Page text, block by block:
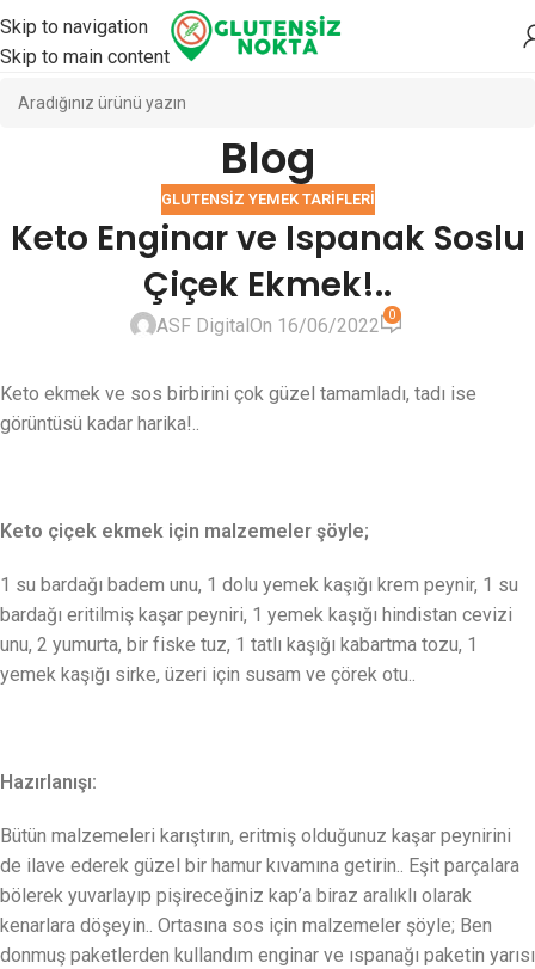
Skip to navigation
Skip to main content
Blog
GLUTENSIZ YEMEK TARIFLERI
Keto Enginar ve Ispanak Soslu
Çiçek Ekmek!..
ASF DigitalOn 16/06/2022 0
Keto ekmek ve sos birbirini çok güzel tamamladı, tadı ise
görüntüsü kadar harika!..
Keto çiçek ekmek için malzemeler şöyle;
1 su bardağı badem unu, 1 dolu yemek kaşığı krem peynir, 1 su
bardağı eritilmiş kaşar peyniri, 1 yemek kaşığı hindistan cevizi
unu, 2 yumurta, bir fiske tuz, 1 tatlı kaşığı kabartma tozu, 1
yemek kaşığı sirke, üzeri için susam ve çörek otu..
Hazırlanışı:
Bütün malzemeleri karıştırın, eritmiş olduğunuz kaşar peynirini
de ilave ederek güzel bir hamur kıvamına getirin.. Eşit parçalara
bölerek yuvarlayıp pişireceğiniz kap’a biraz aralıklı olarak
kenarlara döşeyin.. Ortasına sos için malzemeler şöyle; Ben
donmuş paketlerden kullandım enginar ve ıspanağı paketin yarısı